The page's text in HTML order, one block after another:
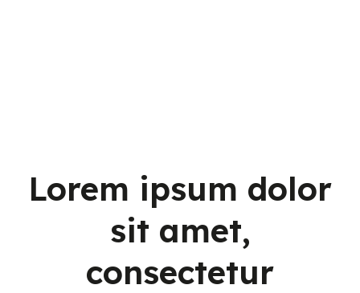
Lorem ipsum dolor
sit amet,
consectetur